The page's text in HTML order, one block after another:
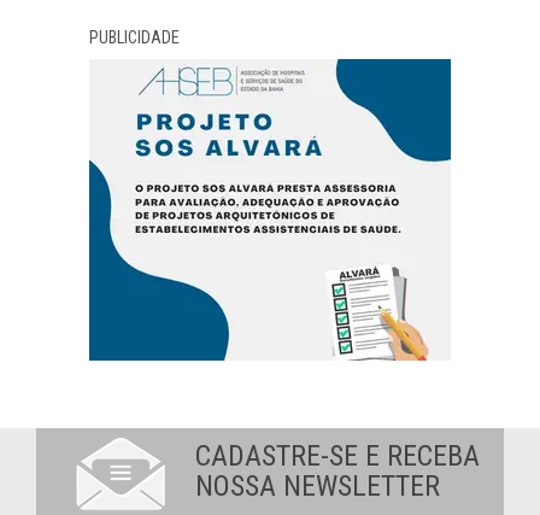
PUBLICIDADE
CADASTRE-SE E RECEBA
NOSSA NEWSLETTER